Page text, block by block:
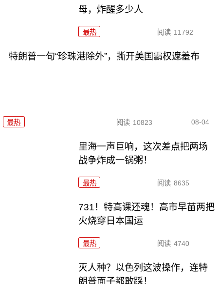
母，炸醒多少人
最热 阅读 11792
特朗普一句“珍珠港除外”，撕开美国霸权遮羞布
最热 阅读 10823 08-04
里海一声巨响，这次差点把两场
战争炸成一锅粥！
最热 阅读 8635
731！特高课还魂！高市早苗两把
火烧穿日本国运
最热 阅读 4740
灭人种？以色列这波操作，连特
朗普面子都敢踩！